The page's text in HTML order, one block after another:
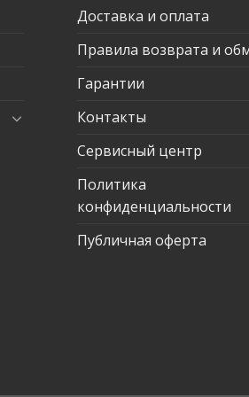
Доставка и оплата
Правила возврата и
Гарантии
Контакты
Сервисный центр
Политика
конфиденциальности
Публичная оферта